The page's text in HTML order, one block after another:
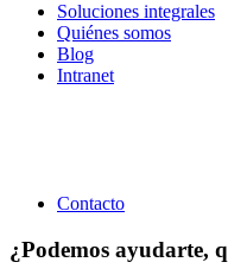
Soluciones integrales
Quiénes somos
Blog
Intranet
Contacto
¿Podemos ayudarte,